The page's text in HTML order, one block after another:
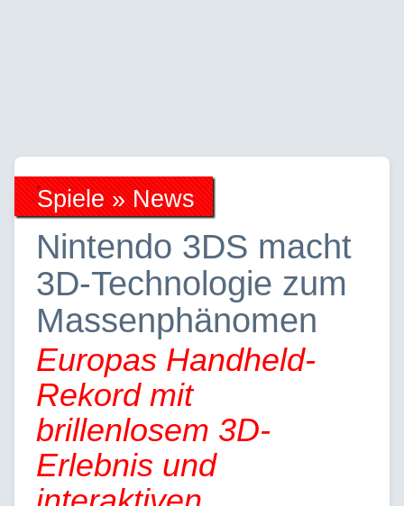
Spiele » News
Nintendo 3DS macht
3D-Technologie zum
Massenphänomen
Europas Handheld-
Rekord mit
brillenlosem 3D-
Erlebnis und